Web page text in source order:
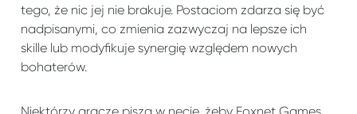
tego, że nic jej nie brakuje. Postaciom zdarza się być
nadpisanymi, co zmienia zazwyczaj na lepsze ich
skille lub modyfikuje synergię względem nowych
bohaterów.